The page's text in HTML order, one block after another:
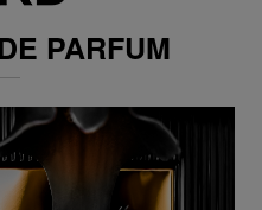
PARFUM